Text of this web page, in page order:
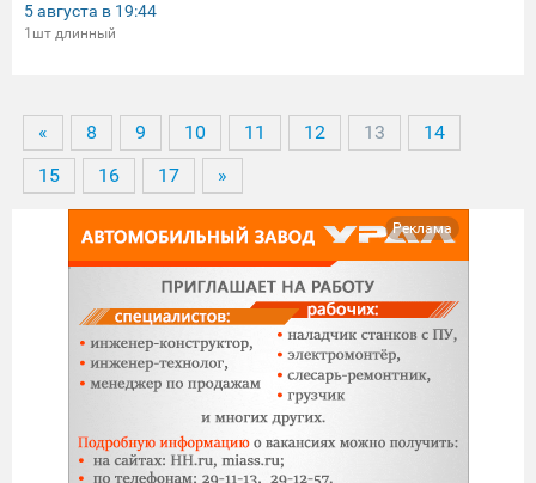
5 августа в 19:44
1шт длинный
« 8 9 10 11 12 13
14
15
16 17 »
Реклама